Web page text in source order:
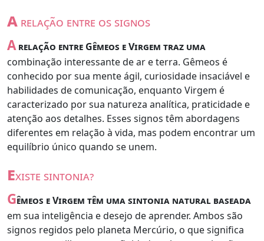
a relação entre os signos
Arelação entre Gêmeos e Virgem traz uma
combinação interessante de ar e terra. Gêmeos é
conhecido por sua mente ágil, curiosidade insaciável e
habilidades de comunicação, enquanto Virgem é
caracterizado por sua natureza analítica, praticidade e
atenção aos detalhes. Esses signos têm abordagens
diferentes em relação à vida, mas podem encontrar um
equilíbrio único quando se unem.
existe sintonia?
Gêmeos e Virgem têm uma sintonia natural baseada
em sua inteligência e desejo de aprender. Ambos são
signos regidos pelo planeta Mercúrio, o que significa